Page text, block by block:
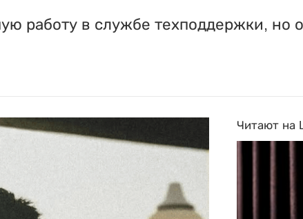
работу в службе техподдержки, но
Читают на